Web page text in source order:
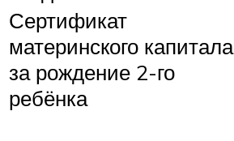
Сертификат
материнского капитала
за рождение 2-го
ребёнка